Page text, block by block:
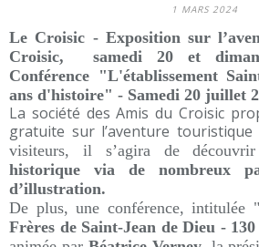
1 MARS 2024
Le Croisic - Exposition sur
Croisic,
samedi 20 et
Conférence "L'établissement
ans d'histoire" - Samedi 20 juillet
La société des Amis du Croisic
gratuite sur l’aventure
visiteurs, il s’agira de
historique via de nombreux
d’illustration.
De plus, une conférence, intitulée "
Frères de Saint-Jean de Dieu -